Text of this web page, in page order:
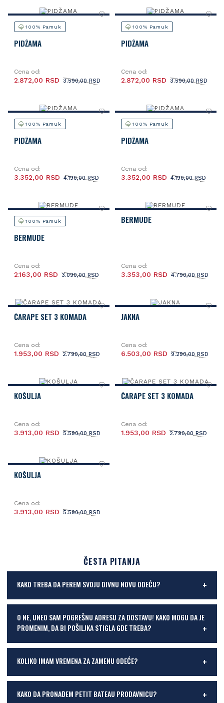
100% Pamuk
PIDŽAMA
Cena od:
3.590,00 RSD
2.872,00 RSD
100% Pamuk
PIDŽAMA
Cena od:
3.590,00 RSD
2.872,00 RSD
100% Pamuk
PIDŽAMA
Cena od:
4.190,00 RSD
3.352,00 RSD
100% Pamuk
PIDŽAMA
Cena od:
4.190,00 RSD
3.352,00 RSD
100% Pamuk
BERMUDE
Cena od:
3.090,00 RSD
2.163,00 RSD
BERMUDE
Cena od:
4.790,00 RSD
3.353,00 RSD
ČARAPE SET 3 KOMADA
Cena od:
2.790,00 RSD
1.953,00 RSD
JAKNA
Cena od:
9.290,00 RSD
6.503,00 RSD
KOŠULJA
Cena od:
5.590,00 RSD
3.913,00 RSD
ČARAPE SET 3 KOMADA
Cena od:
2.790,00 RSD
1.953,00 RSD
KOŠULJA
Cena od:
5.590,00 RSD
3.913,00 RSD
ČESTA PITANJA
KAKO TREBA DA PEREM SVOJU DIVNU NOVU ODEĆU?
O NE, UNEO SAM POGREŠNU ADRESU ZA DOSTAVU! KAKO MOGU DA JE
PROMENIM, DA BI POŠILJKA STIGLA GDE TREBA?
KOLIKO IMAM VREMENA ZA ZAMENU ODEĆE?
KAKO DA PRONAĐEM PETIT BATEAU PRODAVNICU?